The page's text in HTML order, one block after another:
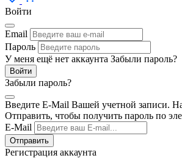
Войти
Email
Пароль
У меня ещё нет аккаунта Забыли пароль?
Забыли пароль?
Введите E-Mail Вашей учетной записи.
Отправить, чтобы получить пароль по
E-Mail
Регистрация аккаунта